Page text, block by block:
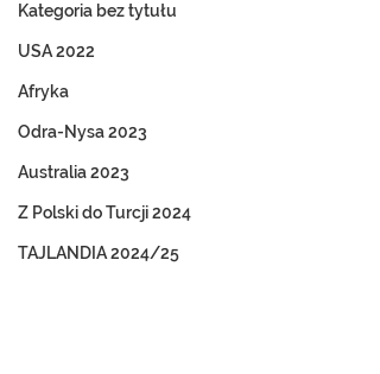
Kategoria bez tytułu
USA 2022
Afryka
Odra-Nysa 2023
Australia 2023
Z Polski do Turcji 2024
TAJLANDIA 2024/25